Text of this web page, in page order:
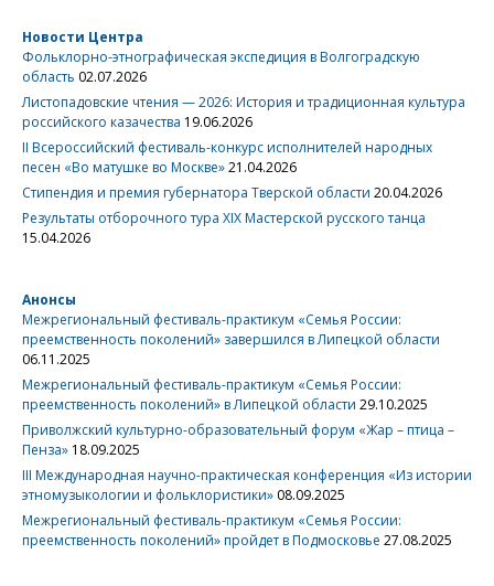
Новости Центра
Фольклорно-этнографическая экспедиция в Волгоградскую
область 02.07.2026
Листопадовские чтения — 2026: История и традиционная культура
российского казачества 19.06.2026
II Всероссийский фестиваль-конкурс исполнителей народных
песен «Во матушке во Москве»21.04.2026
Стипендия и премия губернатора Тверской области 20.04.2026
Результаты отборочного тура XIX Мастерской русского танца
15.04.2026
Анонсы
Межрегиональный фестиваль-практикум «Семья России:
преемственность поколений» завершился в Липецкой области
06.11.2025
Межрегиональный фестиваль-практикум «Семья России:
преемственность поколений» в Липецкой области 29.10.2025
Приволжский культурно-образовательный форум «Жар – птица –
Пенза» 18.09.2025
III Международная научно-практическая конференция «Из истории
этномузыкологии и фольклористики» 08.09.2025
Межрегиональный фестиваль-практикум «Семья России:
преемственность поколений» пройдет в Подмосковье 27.08.2025